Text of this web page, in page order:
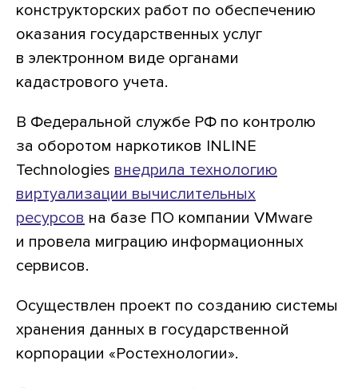
конструкторских работ по обеспечению
оказания государственных услуг
в электронном виде органами
кадастрового учета.
В Федеральной службе РФ по контролю
за оборотом наркотиков INLINE
Technologies внедрила технологию
виртуализации вычислительных
ресурсов на базе ПО компании VMware
и провела миграцию информационных
сервисов.
Осуществлен проект по созданию системы
хранения данных в государственной
корпорации «Ростехнологии».